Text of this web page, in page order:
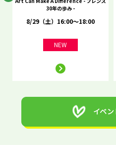
30年の歩み -
8/29（土）16:00～18:00
NEW